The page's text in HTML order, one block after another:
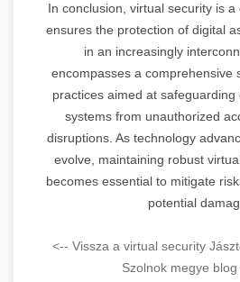
In conclusion, virtual security is
ensures the protection of digital
in an increasingly
encompasses a comprehensive
practices aimed at
systems from unauthorized
disruptions. As technology
evolve, maintaining robust
becomes essential to mitigate
potential
<-- Vissza a virtual security
Szolnok megye